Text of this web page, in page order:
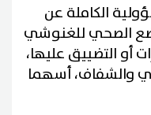
الكاملة عن
الصحي للغنوشي
أو التضييق عليها،
والشفاف، أسهما